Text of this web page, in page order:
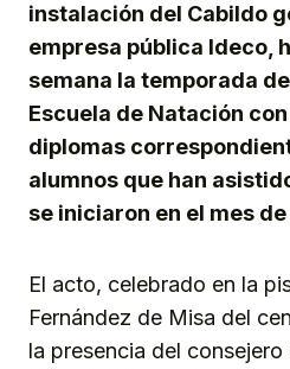
instalación del Cabildo
empresa pública Ideco,
semana la temporada
Escuela de Natación
diplomas
alumnos que han
se iniciaron en el mes
El acto, celebrado en la
Fernández de Misa del
la presencia del